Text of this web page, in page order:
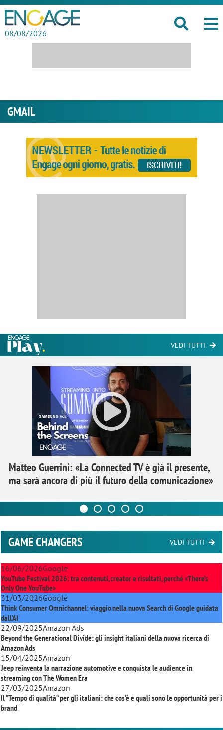
08/08/2026
GMAIL
VEDI TUTTI
Matteo Guerrini: «La Connected TV è già il presente,
ma sarà ancora di più il futuro della comunicazione»
GAME CHANGERS VEDI TUTTI
16/06/2026Google
YouTube Festival 2026: tra contenuti, creator e risultati, perché «There’s
Only One YouTube»
31/03/2026Google
Think Consumer Omnichannel: viaggio nella nuova Search di Google guidata
dall'AI
22/09/2025Amazon Ads
Beyond the Generational Divide: gli insight italiani della nuova ricerca di
Amazon Ads
15/04/2025Amazon
Jeep reinventa la narrazione automotive e conquista le audience in
streaming conThe Women Era
27/03/2025Amazon
Il “Tempo di qualità” per gli italiani: che cos’è e quali sono le opportunità per i
brand